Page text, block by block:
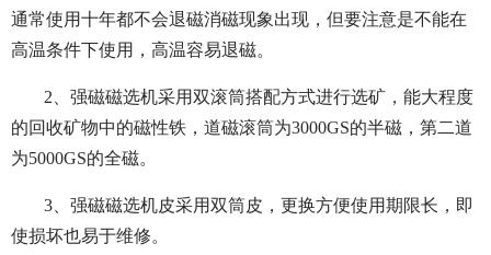
通常使用十年都不会退磁消磁现象出现，但要注意是不能在
高温条件下使用，高温容易退磁。
2、强磁磁选机采用双滚筒搭配方式进行选矿，能大程度
的回收矿物中的磁性铁，道磁滚筒为3000GS的半磁，第二道
为5000GS的全磁。
3、强磁磁选机皮采用双筒皮，更换方便使用期限长，即
使损坏也易于维修。